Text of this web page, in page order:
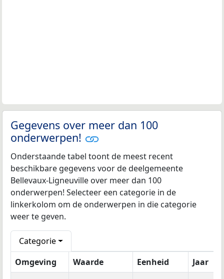
Gegevens over meer dan 100
onderwerpen!
Onderstaande tabel toont de meest recent
beschikbare gegevens voor de deelgemeente
Bellevaux-Ligneuville over meer dan 100
onderwerpen! Selecteer een categorie in de
linkerkolom om de onderwerpen in die categorie
weer te geven.
Categorie
Omgeving
Waarde Eenheid
Jaar